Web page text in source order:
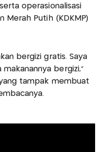
operasionalisasi
Merah Putih (KDKMP)
bergizi gratis. Saya
makanannya bergizi,"
tampak membuat